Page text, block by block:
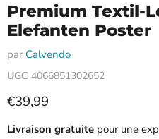
Premium Textil-
Elefanten Poster
par Calvendo
UGC 4066851302652
Prix ​​réduit
€39,99
Livraison gratuite pour une